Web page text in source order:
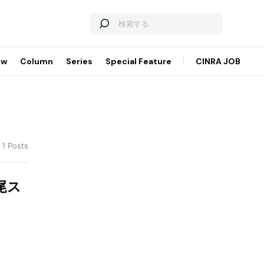
Column Series Special Feature CINRA JOB
Posts
ス